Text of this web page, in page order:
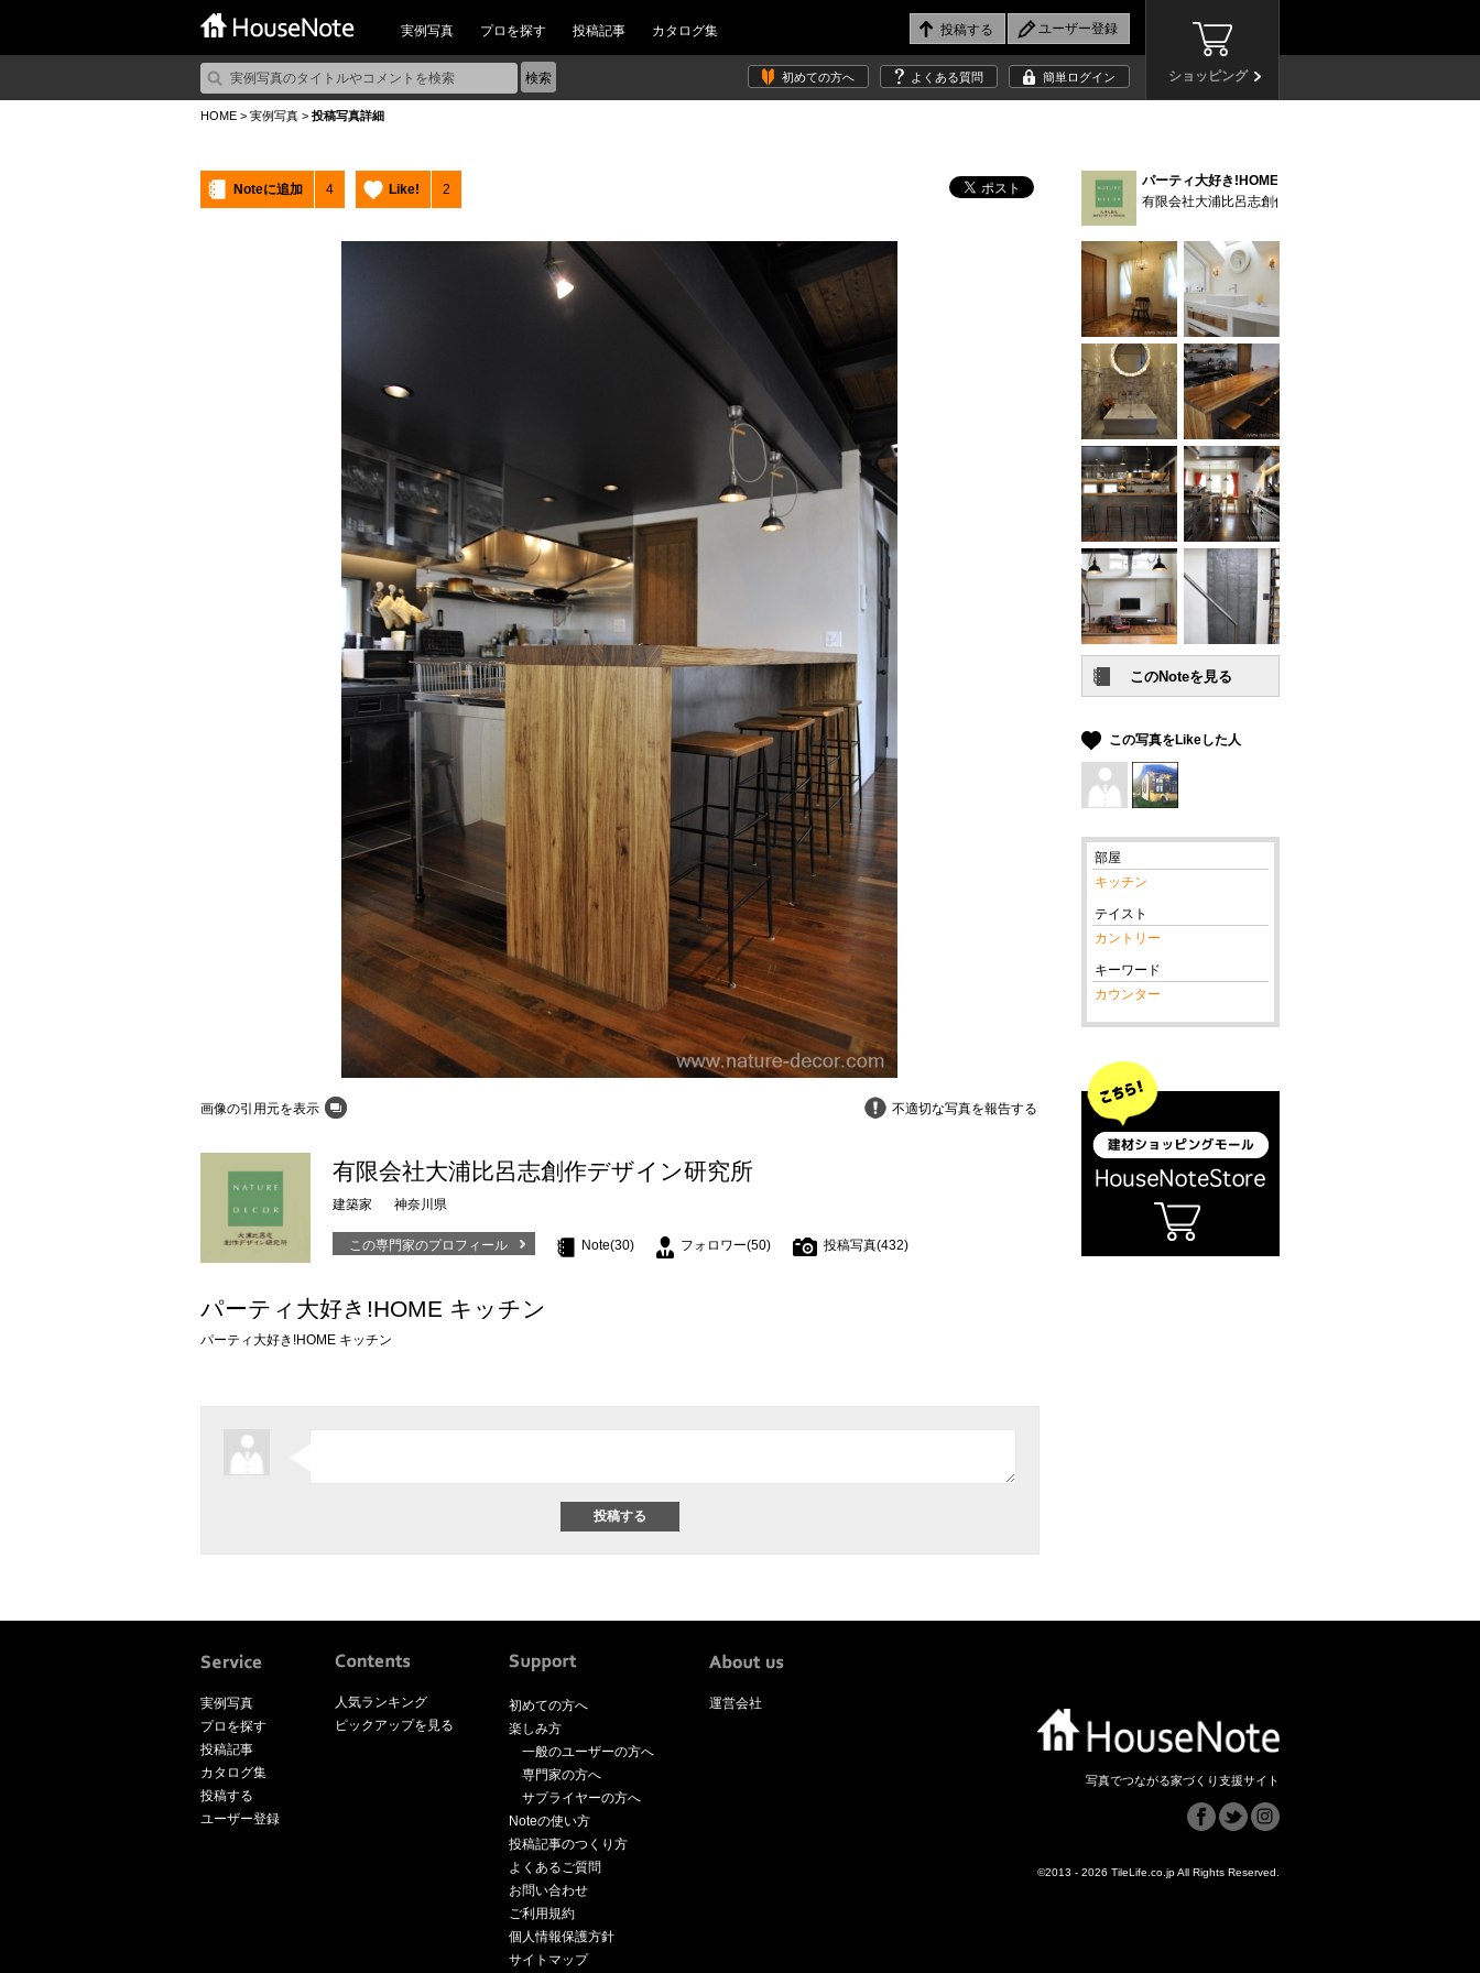
実例写真 プロを探す 投稿記事 カタログ集
ショッピング
初めての方へ よくある質問 簡単ログイン
HOME > 実例写真 > 投稿写真詳細
Noteに追加 4 Like! 2
画像の引用元を表示 不適切な写真を報告する
有限会社大浦比呂志創作デザイン研究所
建築家 神奈川県
この専門家のプロフィール Note(30) フォロワー(50) 投稿写真(432)
パーティ大好き!HOME キッチン
パーティ大好き!HOME キッチン
パーティ大好き!HOME No.18 (17)
有限会社大浦比呂志創作デザイン研究所
この写真をLikeした人
部屋
キッチン
テイスト
カントリー
キーワード
カウンター
実例写真
プロを探す
投稿記事
カタログ集
投稿する
ユーザー登録
人気ランキング
ピックアップを見る
初めての方へ
楽しみ方
一般のユーザーの方へ
専門家の方へ
サプライヤーの方へ
Noteの使い方
投稿記事のつくり方
よくあるご質問
お問い合わせ
ご利用規約
個人情報保護方針
サイトマップ
運営会社
写真でつながる家づくり支援サイト
©2013 - 2026 TileLife.co.jp All Rights Reserved.